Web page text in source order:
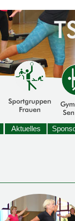
Aktuelles